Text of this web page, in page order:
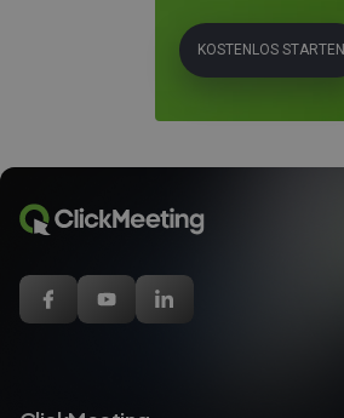
KOSTENLOS STARTEN